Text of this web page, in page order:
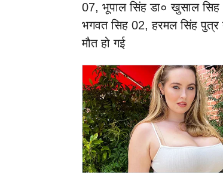
07, भूपाल सिंह डा० खुसाल
भगवत सिह 02, हरमल सिंह पुत्र
मौत हो गई